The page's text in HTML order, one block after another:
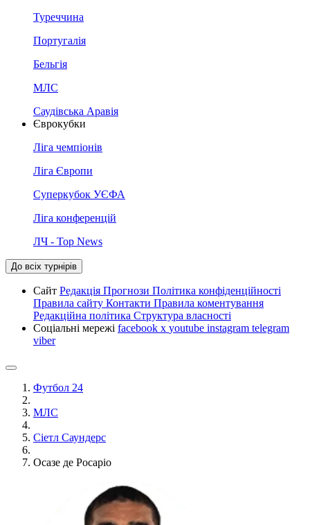
Туреччина
Португалія
Бельгія
МЛС
Саудівська Аравія
Єврокубки
Ліга чемпіонів
Ліга Європи
Суперкубок УЄФА
Ліга конференцій
ЛЧ - Top News
До всіх турнірів
Сайт Редакція Прогнози Політика конфіденційності
Правила сайту Контакти Правила коментування
Редакційна політика Структура власності
Соціальні мережі facebook x youtube instagram telegram
viber
Футбол 24
МЛС
Сіетл Саундерс
Осазе де Росаріо